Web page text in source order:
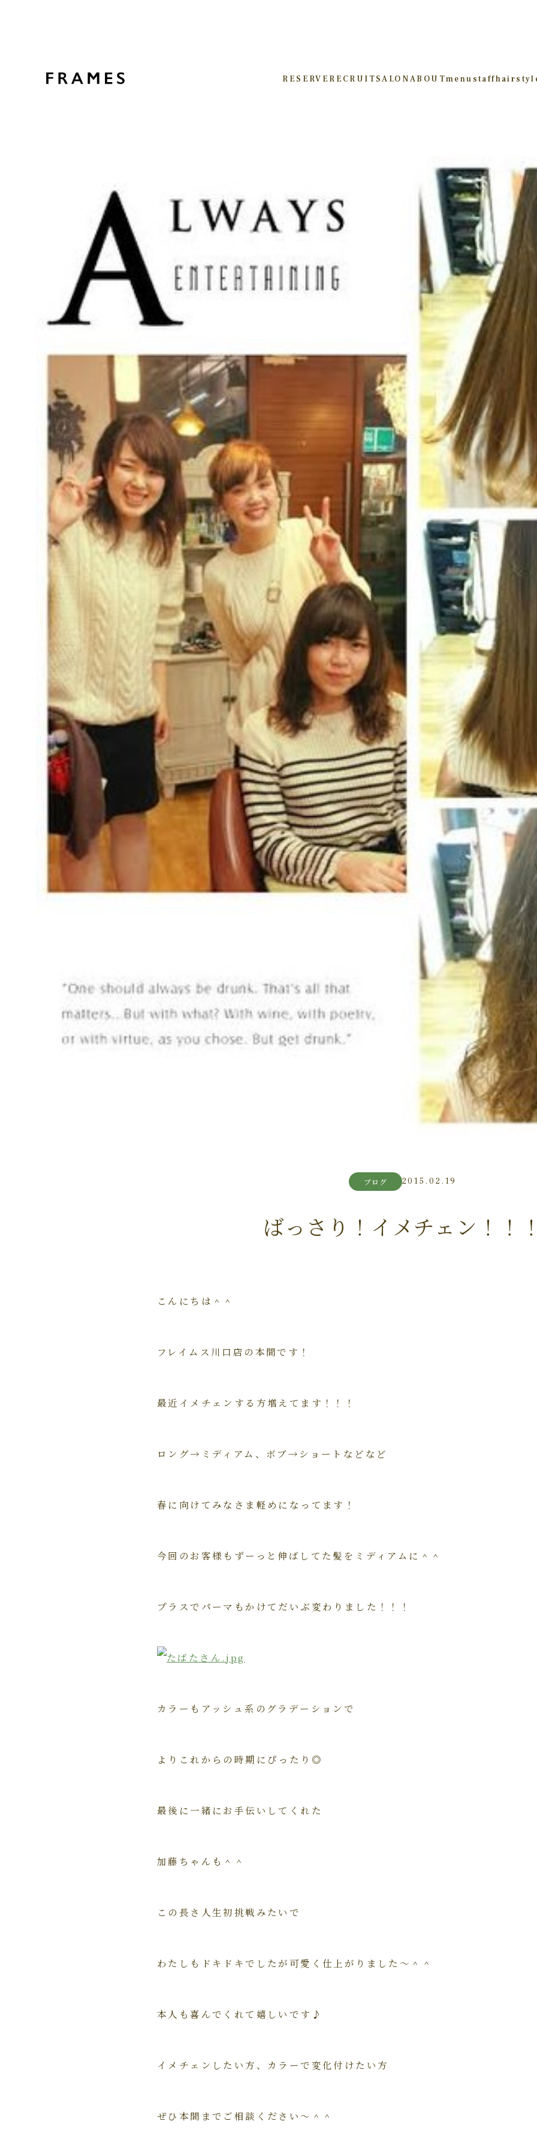
RESERVE RECRUITSALONABOUTmenu staff
ブログ 2015.02.19
ばっさり！イメチェン！！
こんにちは＾＾
フレイムス川口店の本間です！
最近イメチェンする方増えてます！！！
ロング→ミディアム、ボブ→ショートなどなど
春に向けてみなさま軽めになってます！
今回のお客様もずーっと伸ばしてた髪を ミディアムに＾＾
プラスでパーマもかけてだいぶ変わりました！！！
カラーもアッシュ系のグラデーションで
よりこれからの時期にぴったり◎
最後に一緒にお手伝いしてくれた
加藤ちゃんも＾＾
この長さ人生初挑戦みたいで
わたしもドキドキでしたが可愛く仕上がりました～＾＾
本人も喜んでくれて嬉しいです♪
イメチェンしたい方、カラーで変化付けたい方
ぜひ本間までご相談ください～＾＾